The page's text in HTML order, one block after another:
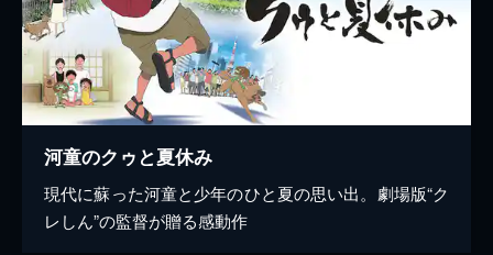
河童のクゥと夏休み
現代に蘇った河童と少年のひと夏の思い出。劇場版“ク
レしん”の監督が贈る感動作